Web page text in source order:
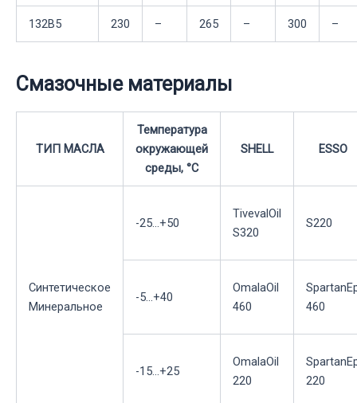
132B5 230 – 265 – 300 –
Смазочные материалы
ТИП МАСЛА
Температура
окружающей
среды, °С
SHELL ESSO
Синтетическое
Минеральное
-25...+50
TivevalOil
S320
S220
-5...+40
OmalaOil
460
460
-15...+25
OmalaOil
220
220